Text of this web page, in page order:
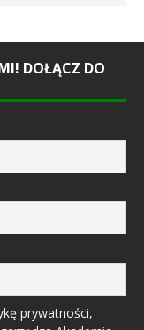
DOŁĄCZ DO
prywatności,